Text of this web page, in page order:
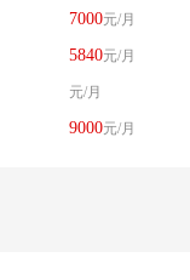
7000元/月
5840元/月
元/月
9000元/月